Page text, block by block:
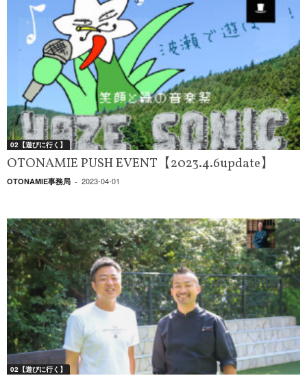
02【遊びに行く】
OTONAMIE PUSH EVENT【2023.4.6update】
OTONAMIE事務局 - 2023-04-01
02【遊びに行く】